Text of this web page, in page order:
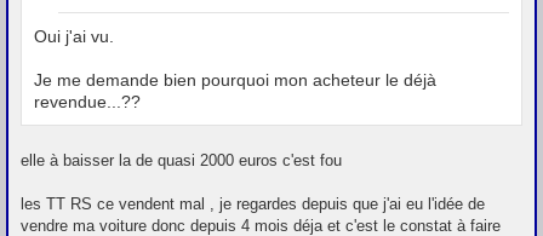
g
e
Oui j'ai vu.
Je me demande bien pourquoi mon acheteur le déjà
revendue...??
elle à baisser la de quasi 2000 euros c'est fou
les TT RS ce vendent mal , je regardes depuis que j'ai eu l'idée de
vendre ma voiture donc depuis 4 mois déja et c'est le constat à faire